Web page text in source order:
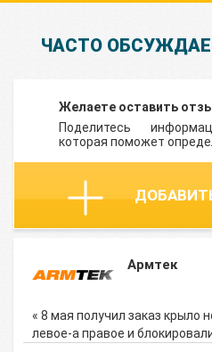
ЧАСТО
Желаете оставить
Поделитесь
которая поможет
Армтек
« 8 мая получил заказ крыло
левое-а правое и